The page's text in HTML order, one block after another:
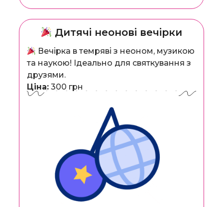
Дитячі неонові вечірки
Вечірка в темряві з неоном, музикою
та наукою! Ідеально для святкування з
друзями.
Ціна: 300 грн